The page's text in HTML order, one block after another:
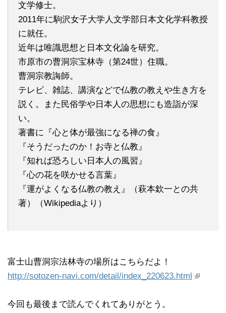
文学修士。
2011年に駒沢女子大学人文学部日本文化学科教授
に就任。
近年は唯識思想と日本文化論を研究。
市原市の曹洞宗宝林寺（第24世）住職。
曹洞宗教誨師。
テレビ、雑誌、講演などで仏教の教えや生き方を
説く。また民俗学や日本人の思想にも造詣が深
い。
著書に『心と体が最強になる禅の食』
『そうだったのか！お寺と仏教』
『知れば恐ろしい日本人の風習』
『心の花を咲かせる言葉』
『運がよくなる仏教の教え』（萩本欽一との共
著）（Wikipediaより）
富士山曹洞宗法林寺の場所はこちらだよ！
http://sotozen-navi.com/detail/index_220623.html
今回も最後まで読んでくれてありがとう。